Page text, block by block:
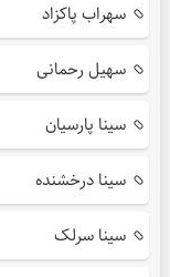
سهراب پاکزاد
سهیل رحمانی
سینا پارسیان
سینا درخشنده
سینا سرلک